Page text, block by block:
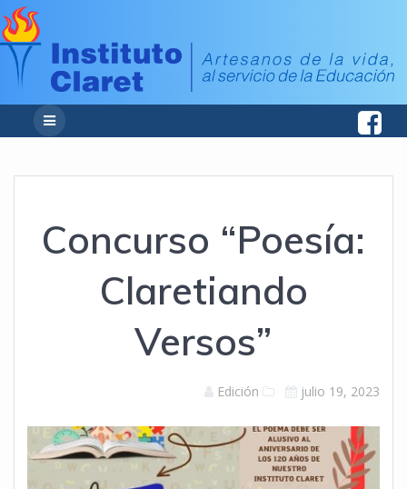
Concurso “Poesía:
Claretiando
Versos”
Edición julio 19, 2023